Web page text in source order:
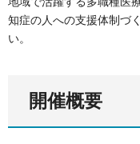
知症の人への支援体制づ
い。
開催概要